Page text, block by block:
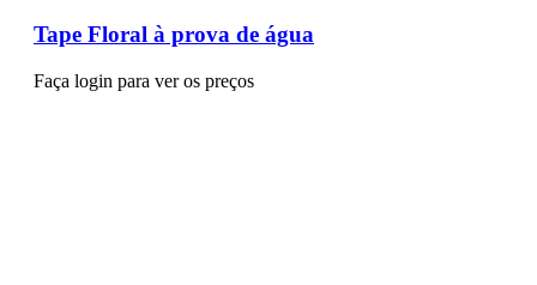
Tape Floral à prova de água
Faça login para ver os preços